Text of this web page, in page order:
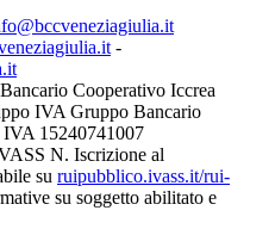
-
Cooperativo Iccrea
IVA Gruppo Bancario
IVA 15240741007
N. Iscrizione al
su ruipubblico.ivass.it/rui-
su soggetto abilitato e